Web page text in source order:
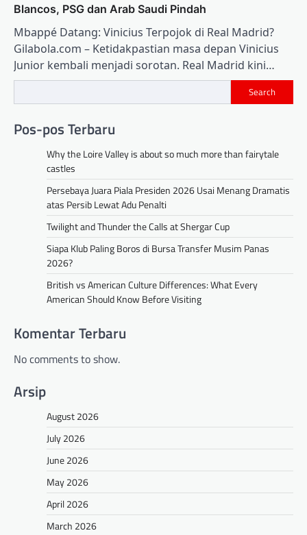
Blancos, PSG dan Arab Saudi Pindah
Mbappé Datang: Vinicius Terpojok di Real Madrid?
Gilabola.com – Ketidakpastian masa depan Vinicius
Junior kembali menjadi sorotan. Real Madrid kini…
Search
Pos-pos Terbaru
Why the Loire Valley is about so much more than fairytale
castles
Persebaya Juara Piala Presiden 2026 Usai Menang Dramatis
atas Persib Lewat Adu Penalti
Twilight and Thunder the Calls at Shergar Cup
Siapa Klub Paling Boros di Bursa Transfer Musim Panas
2026?
British vs American Culture Differences: What Every
American Should Know Before Visiting
Komentar Terbaru
No comments to show.
Arsip
August 2026
July 2026
June 2026
May 2026
April 2026
March 2026